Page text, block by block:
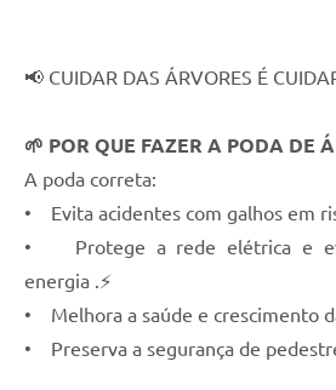
📢 CUIDAR DAS ÁRVORES É
🌱 POR QUE FAZER A PODA DE
A poda correta:
• Evita acidentes com galhos em
• Protege a rede elétrica e
energia .⚡
• Melhora a saúde e crescimento
• Preserva a segurança de